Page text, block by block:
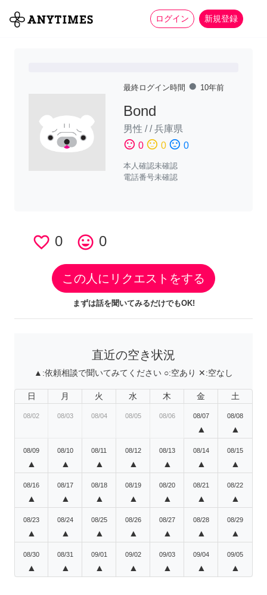
ログイン 新規登録
全て 家事 more_horiz
最終ログイン時間 fiber_manual_record 10年前
Bond
男性 //兵庫県
sentiment_satisfied 0 sentiment_neutral 0 sentiment_dissatisfied 0
本人確認未確認
電話番号未確認
favorite_border 0 tag_faces 0
この人にリクエストをする
まずは話を聞いてみるだけでもOK!
直近の空き状況
▲:依頼相談で聞いてみてください ○:空あり ✕:空なし
日 月 火 水 木 金 土
08/02 08/03 08/04 08/05 08/06 08/07
▲
08/08
▲
08/09
▲
08/10
▲
08/11
▲
08/12
▲
08/13
▲
08/14
▲
08/15
▲
08/16
▲
08/17
▲
08/18
▲
08/19
▲
08/20
▲
08/21
▲
08/22
▲
08/23
▲
08/24
▲
08/25
▲
08/26
▲
08/27
▲
08/28
▲
08/29
▲
08/30
▲
08/31
▲
09/01
▲
09/02
▲
09/03
▲
09/04
▲
09/05
▲